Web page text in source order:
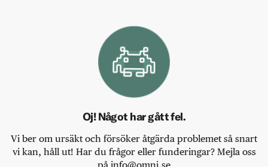
Oj! Något har gått fel.
Vi ber om ursäkt och försöker åtgärda problemet så snart
vi kan, håll ut! Har du frågor eller funderingar? Mejla oss